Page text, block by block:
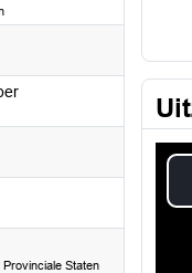
2024
Staten